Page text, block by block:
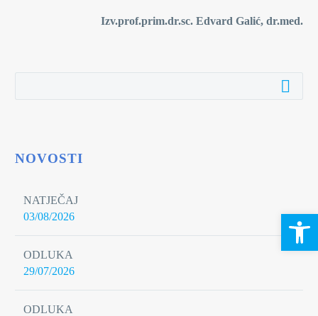
Izv.prof.prim.dr.sc. Edvard Galić, dr.med.
NOVOSTI
NATJEČAJ
03/08/2026
ODLUKA
29/07/2026
ODLUKA